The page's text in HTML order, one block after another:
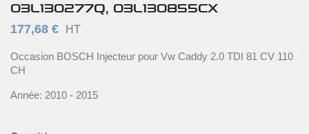
03L130277Q, 03L130855CX
177,68 € HT
Occasion BOSCH Injecteur pour Vw Caddy 2.0 TDI 81 CV 110
CH
Année: 2010 - 2015